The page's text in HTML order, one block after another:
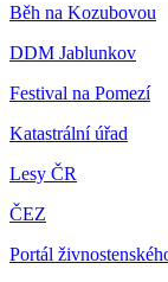
Běh na Kozubovou
DDM Jablunkov
Festival na Pomezí
Katastrální úřad
Lesy ČR
ČEZ
Portál